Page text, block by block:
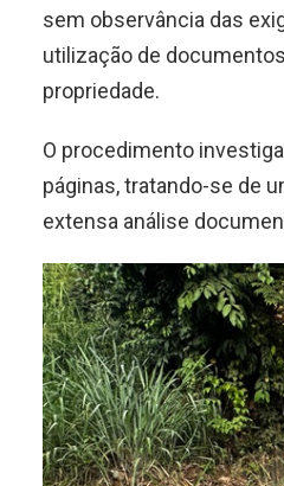
sem observância das
utilização de
propriedade.
O procedimento
páginas, tratando-se de
extensa análise